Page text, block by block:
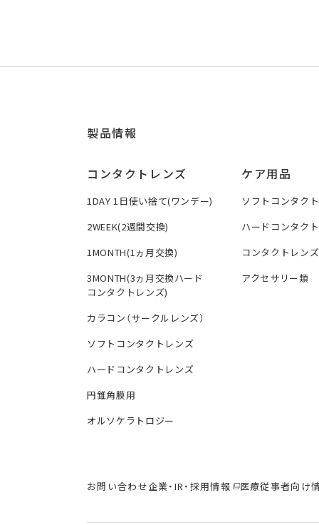
製品情報
コンタクトレンズ
1DAY 1日使い捨て(ワンデー)
2WEEK(2週間交換)
1MONTH(1ヵ月交換)
3MONTH(3ヵ月交換ハード
コンタクトレンズ)
カラコン（サークルレンズ）
ソフトコンタクトレンズ
ハードコンタクトレンズ
円錐角膜用
オルソケラトロジー
ケア用品
ソフトコンタク
ハードコンタク
コンタクトレン
アクセサリー類
お問い合わせ企業・IR・採用情報 医療従事者向け